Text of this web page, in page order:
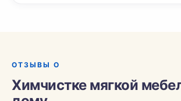
ОТЗЫВЫ О
Химчистке мягкой